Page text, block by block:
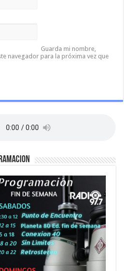
Guarda mi nombre,
navegador para la próxima vez que